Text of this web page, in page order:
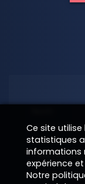
Téléphone
Ce site
statistiques
informations
expérience
Notre